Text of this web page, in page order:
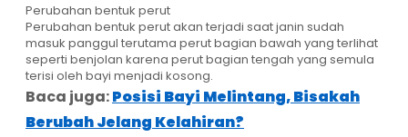
Perubahan bentuk perut
Perubahan bentuk perut akan terjadi saat janin sudah
masuk panggul terutama perut bagian bawah yang terlihat
seperti benjolan karena perut bagian tengah yang semula
terisi oleh bayi menjadi kosong.
Baca juga:Posisi Bayi Melintang, Bisakah
Berubah Jelang Kelahiran?